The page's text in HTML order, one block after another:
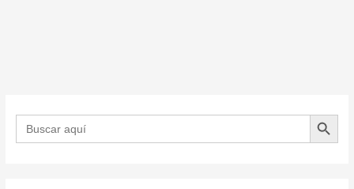
Buscar: BOTÓN DE